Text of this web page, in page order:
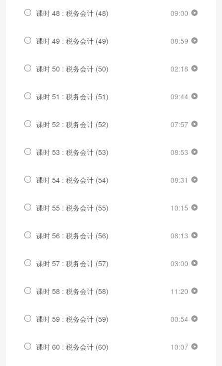
课时 48 : 税务会计 (48) 09:00
课时 49 : 税务会计 (49) 08:59
课时 50 : 税务会计 (50) 02:18
课时 51 : 税务会计 (51) 09:44
课时 52 : 税务会计 (52) 07:57
课时 53 : 税务会计 (53) 08:53
课时 54 : 税务会计 (54) 08:31
课时 55 : 税务会计 (55) 10:15
课时 56 : 税务会计 (56) 08:13
课时 57 : 税务会计 (57) 03:00
课时 58 : 税务会计 (58) 11:20
课时 59 : 税务会计 (59) 00:54
课时 60 : 税务会计 (60) 10:07